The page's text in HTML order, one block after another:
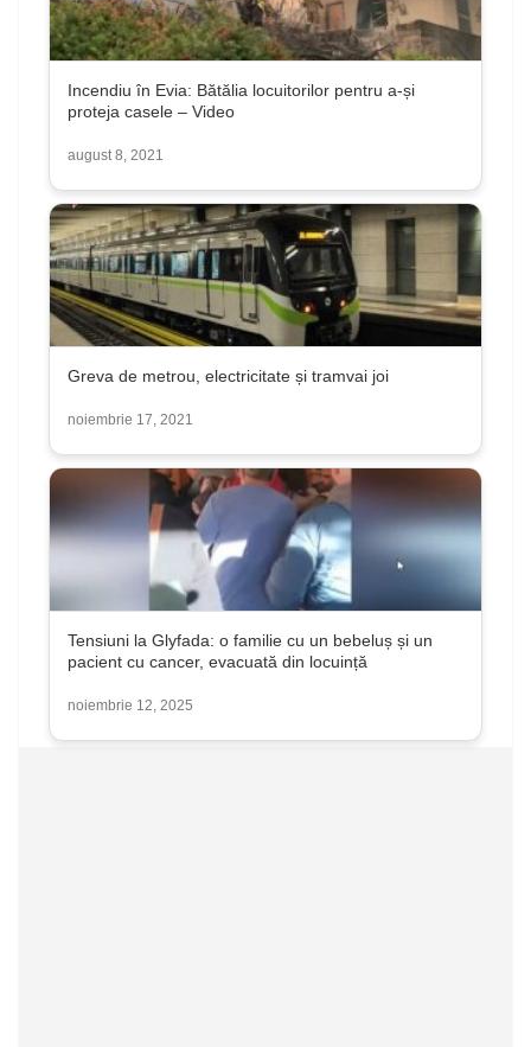
Incendiu în Evia: Bătălia locuitorilor pentru a-și
proteja casele – Video
august 8, 2021
Greva de metrou, electricitate și tramvai joi
noiembrie 17, 2021
Tensiuni la Glyfada: o familie cu un bebeluș și un
pacient cu cancer, evacuată din locuință
noiembrie 12, 2025